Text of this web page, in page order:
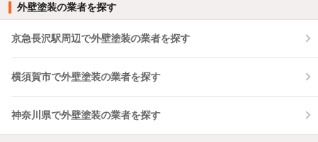
外壁塗装の業者を探す
京急長沢駅周辺で外壁塗装の業者を探す
横須賀市で外壁塗装の業者を探す
神奈川県で外壁塗装の業者を探す